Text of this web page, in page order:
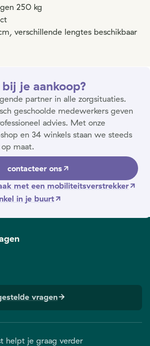
250 kg
verschillende lengtes beschikbaar
je aankoop?
partner in alle zorgsituaties.
geschoolde medewerkers geven
advies. Met onze
en 34 winkels staan we steeds
maat.
contacteer ons
met een mobiliteitsverstrekker
in je buurt
vragen
helpt je graag verder